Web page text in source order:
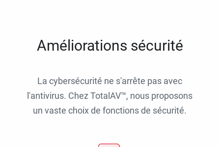
Améliorations sécurité
La cybersécurité ne s'arrête pas avec
l'antivirus. Chez TotalAV™, nous proposons
un vaste choix de fonctions de sécurité.